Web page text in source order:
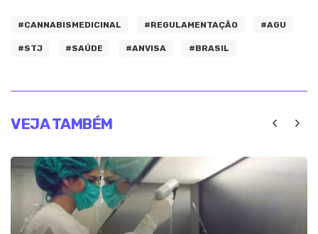
#CANNABISMEDICINAL #REGULAMENTAÇÃO #AGU
#STJ #SAÚDE #ANVISA #BRASIL
VEJA TAMBÉM